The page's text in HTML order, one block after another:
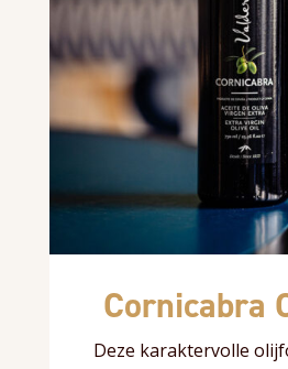
Cornicabra
Deze karaktervolle